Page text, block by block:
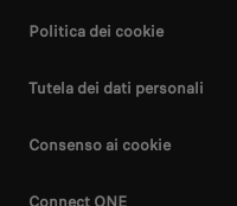
Politica dei cookie
Tutela dei dati personali
Consenso ai cookie
Connect ONE